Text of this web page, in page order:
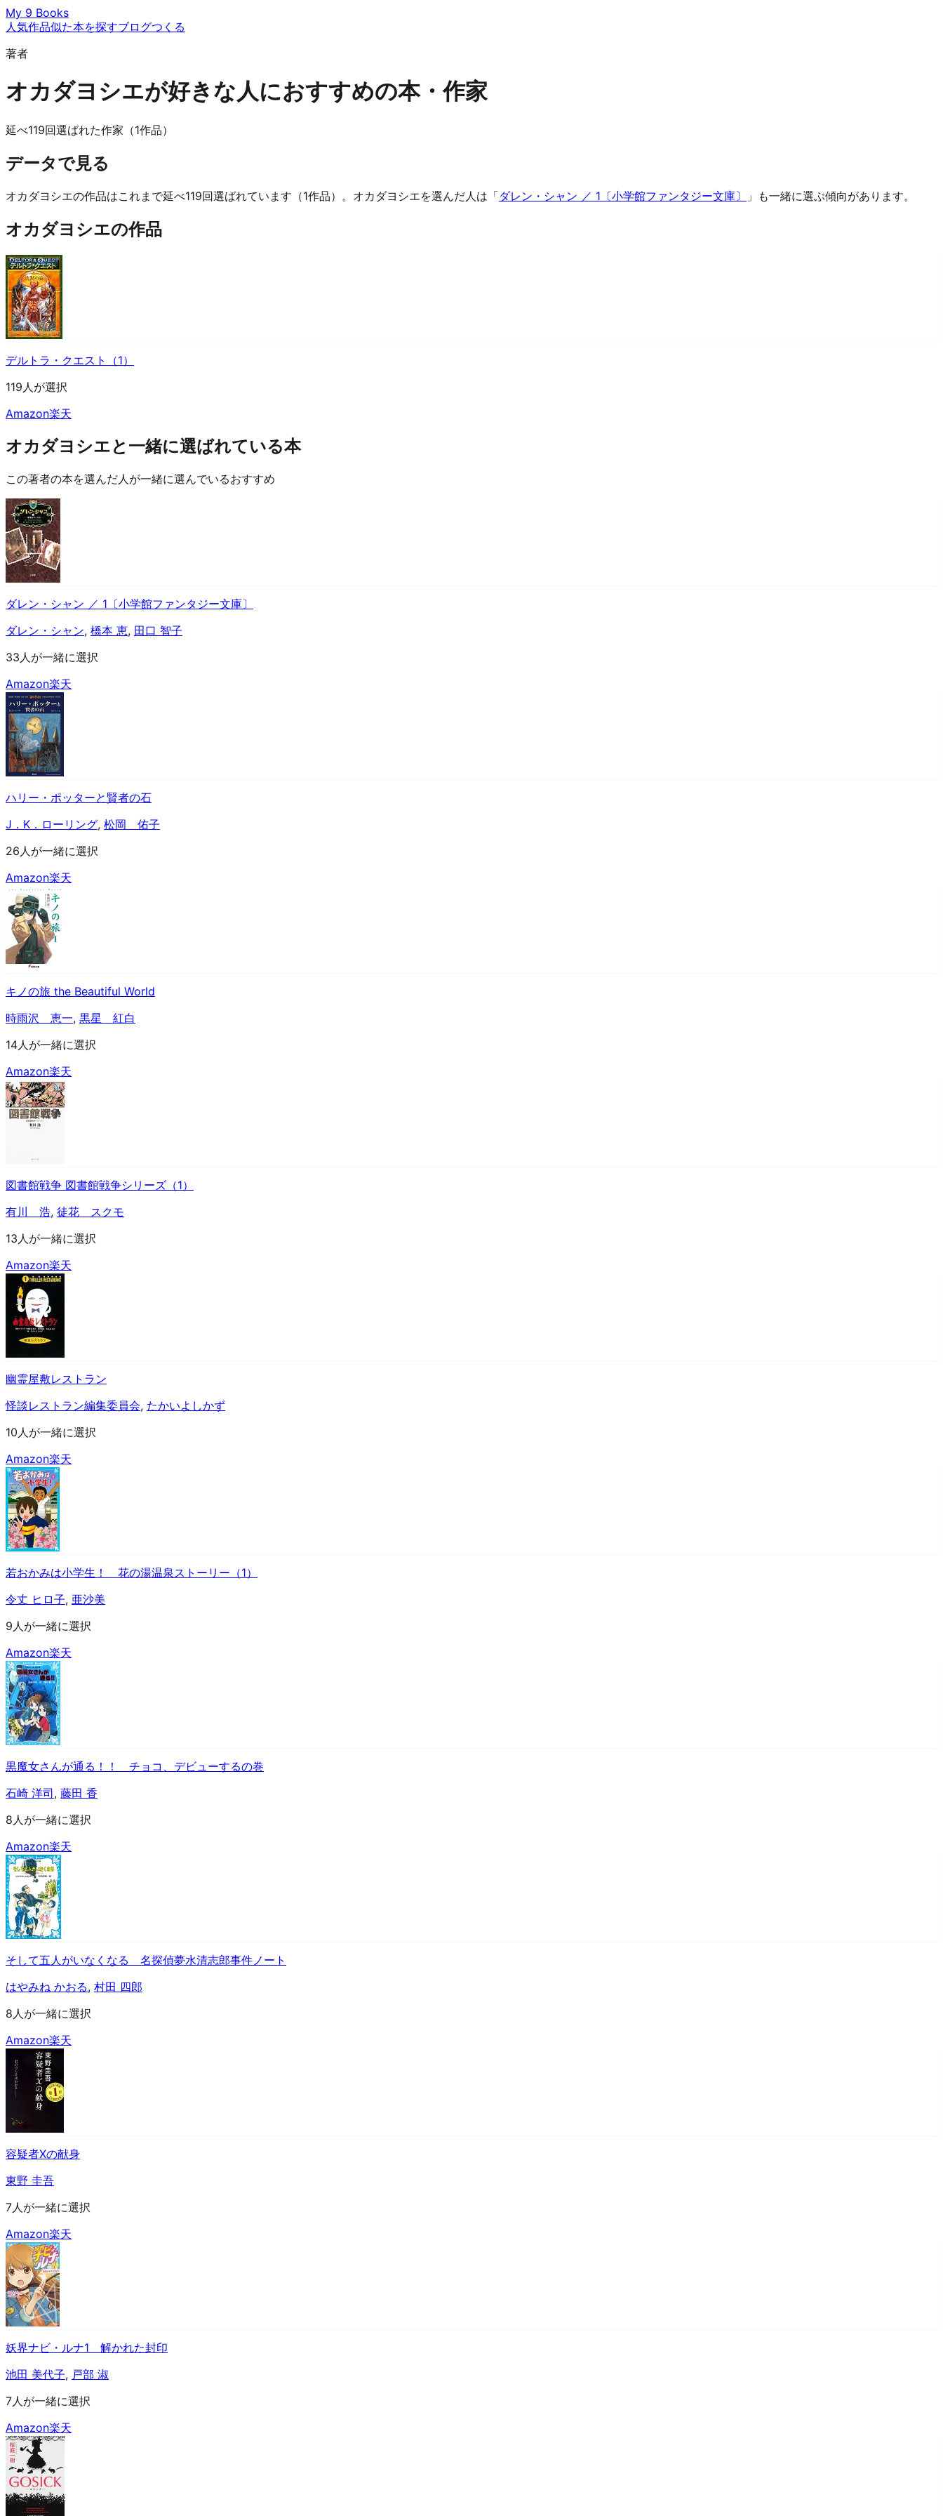
My 9 Books
人気作品似た本を探すブログつくる
著者
オカダヨシエが好きな人におすすめの本・作家
延べ119回選ばれた作家（1作品）
データで見る
オカダヨシエの作品はこれまで延べ119回選ばれています（1作品）。オカダヨシエを選んだ人は「ダレン・シャン ／ 1〔小学館ファンタジー文庫〕 」も一緒に選ぶ傾向があります。
オカダヨシエの作品
デルトラ・クエスト（1）
119人が選択
Amazon楽天
オカダヨシエと一緒に選ばれている本
この著者の本を選んだ人が一緒に選んでいるおすすめ
ダレン・シャン ／ 1〔小学館ファンタジー文庫〕
ダレン・シャン, 橋本 恵, 田口 智子
33人が一緒に選択
Amazon楽天
ハリー・ポッターと賢者の石
J．K．ローリング, 松岡 佑子
26人が一緒に選択
Amazon楽天
キノの旅 the Beautiful World
時雨沢 恵一, 黒星 紅白
14人が一緒に選択
Amazon楽天
図書館戦争 図書館戦争シリーズ（1）
有川 浩, 徒花 スクモ
13人が一緒に選択
Amazon楽天
幽霊屋敷レストラン
怪談レストラン編集委員会, たかいよしかず
10人が一緒に選択
Amazon楽天
若おかみは小学生！ 花の湯温泉ストーリー（1）
令丈 ヒロ子, 亜沙美
9人が一緒に選択
Amazon楽天
黒魔女さんが通る！！ チョコ、デビューするの巻
石崎 洋司, 藤田 香
8人が一緒に選択
Amazon楽天
そして五人がいなくなる 名探偵夢水清志郎事件ノート
はやみね かおる, 村田 四郎
8人が一緒に選択
Amazon楽天
容疑者Xの献身
東野 圭吾
7人が一緒に選択
Amazon楽天
妖界ナビ・ルナ1 解かれた封印
池田 美代子, 戸部 淑
7人が一緒に選択
Amazon楽天